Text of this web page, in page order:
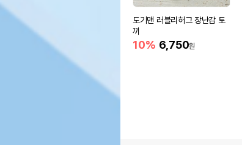
도기맨 러블리허그 장난감 토
끼
10% 6,750원